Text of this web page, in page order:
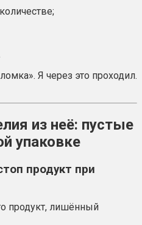
Я через это проходил.
из неё: пустые
упаковке
продукт при
продукт, лишённый